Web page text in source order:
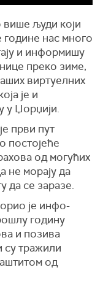
више људи који
нас много
и информишу
преко зиме,
виртуелних
је и
у Џорџији.
први пут
постојеће
од могућих
не морају да
да се заразе.
је инфо-
годину
и позива
су тражили
од